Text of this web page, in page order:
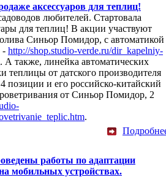
аксессуаров для теплиц!
любителей. Стартовала
для теплиц! В акции участвуют
Синьор Помидор, с автоматикой
- http://shop.studio-verde.ru/dir_kapelniy-
. А также, линейка автоматических
теплицы от датского производителя
позиции и его российско-китайский
от Синьор Помидор, 2
.
работы по адаптации
мобильных устройствах.